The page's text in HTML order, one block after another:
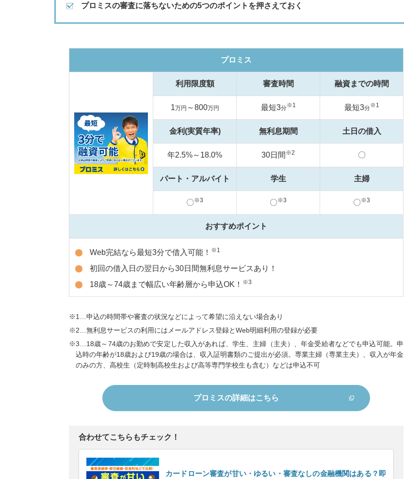
プロミスの審査に落ちないための5つのポイントを押さえておく
プロミス
利用限度額 審査時間 融資までの時間
1万円 ～800万円 最短3分※1 最短3分※1
金利(実質年率) 無利息期間 土日の借入
年2.5%～18.0% 30日間 ※2 〇
パート・アルバイト 学生 主婦
〇※3 〇※3 〇※3
おすすめポイント
Web完結なら最短3分で借入可能！ ※1
初回の借入日の翌日から30日間無利息サービスあり！
18歳～74歳まで幅広い年齢層から申込OK！ ※3
1…申込の時間帯や審査の状況などによって希望に沿えない場合あり
2…無利息サービスの利用にはメールアドレス登録とWeb明細利用の登録が必要
3…18歳～74歳のお勤めで安定した収入があれば、学生、主婦（主夫）、年金受給者などでも申込可能。申
込時の年齢が18歳および19歳の場合は、収入証明書類のご提出が必須。専業主婦（専業主夫）、収入が年金
のみの方、高校生（定時制高校生および高等専門学校生も含む）などは申込不可
プロミスの詳細はこちら
合わせてこちらもチェック！
カードローン審査が甘い・ゆるい・審査なしの金融機関はある？即